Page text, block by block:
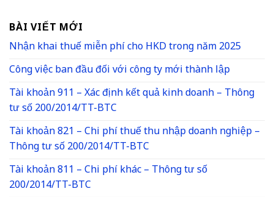
BÀI VIẾT MỚI
Nhận khai thuế miễn phí cho HKD trong năm 2025
Công việc ban đầu đối với công ty mới thành lập
Tài khoản 911 – Xác định kết quả kinh doanh – Thông
tư số 200/2014/TT-BTC
Tài khoản 821 – Chi phí thuế thu nhập doanh nghiệp –
Thông tư số 200/2014/TT-BTC
Tài khoản 811 – Chi phí khác – Thông tư số
200/2014/TT-BTC